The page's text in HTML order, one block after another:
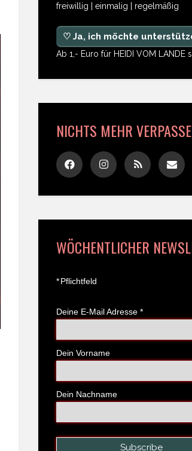
freiwillig | einmalig | regelmäßig
♡ Ja, ich möchte
Ab 1,- Euro für HEIDI VOM LANDE
NICHTS MEHR
WÖCHENTLICHER
*Pflichtfeld
Deine E-Mail Adresse *
Dein Vorname
Dein Nachname